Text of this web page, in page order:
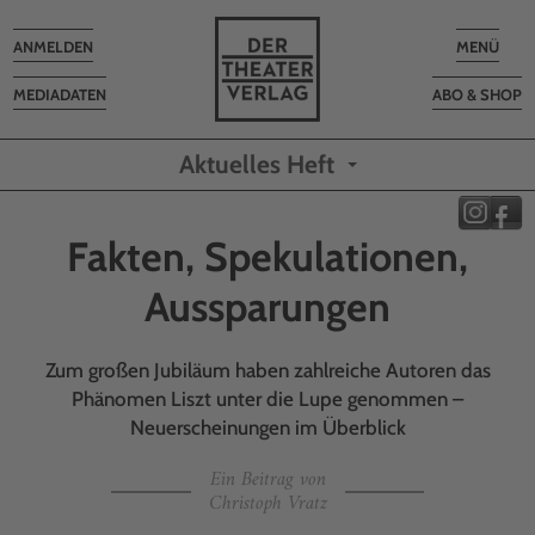
Toggle
MENÜ
ABO & SHOP
MEDIADATEN
Toggle
navigation
ANMELDEN
Aktuelles Heft
Fakten, Spekulationen,
Aussparungen
Zum großen Jubiläum haben zahlreiche Autoren das
Phänomen Liszt unter die Lupe genommen –
Neuerscheinungen im Überblick
Ein Beitrag von
Christoph Vratz